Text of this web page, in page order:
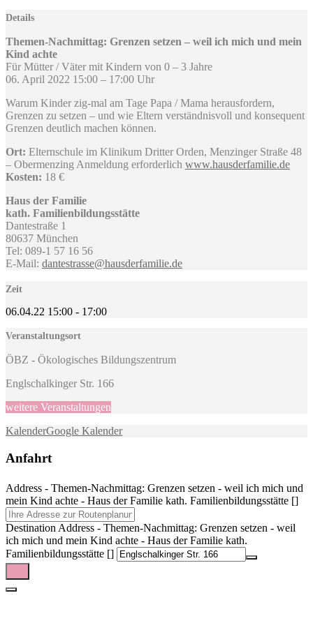
Details
Themen-Nachmittag: Grenzen setzen – weil ich mich und mein
Kind achte
Für Mütter / Väter mit Kindern von 0 – 3 Jahre
06. April 2022 15:00 – 17:00 Uhr
Warum Kinder zig-mal am Tage Papa / Mama herausfordern,
Grenzen zu setzen – und wie Eltern verständnisvoll und konsequent
Grenzen deutlich machen können.
Ort: Elternschule im Klinikum Dritter Orden, Menzinger Straße 48
– Obermenzing Anmeldung erforderlich www.hausderfamilie.de
Kosten: 18 €
Haus der Familie
kath. Familienbildungsstätte
Dantestraße 1
80637 München
Tel: 089-1 57 16 56
E-Mail: dantestrasse@hausderfamilie.de
Zeit
06.04.22 15:00 - 17:00
Veranstaltungsort
ÖBZ - Ökologisches Bildungszentrum
Englschalkinger Str. 166
weitere Veranstaltungen
KalenderGoogle Kalender
Anfahrt
Address - Themen-Nachmittag: Grenzen setzen - weil ich mich und
mein Kind achte - Haus der Familie kath. Familienbildungsstätte []
Destination Address - Themen-Nachmittag: Grenzen setzen - weil
ich mich und mein Kind achte - Haus der Familie kath.
Familienbildungsstätte []